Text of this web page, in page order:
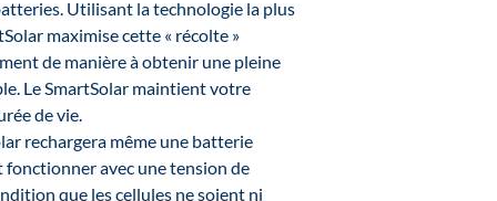
Utilisant la technologie la plus
maximise cette « récolte »
de manière à obtenir une pleine
Le SmartSolar maintient votre
de vie.
rechargera même une batterie
avec une tension de
que les cellules ne soient ni